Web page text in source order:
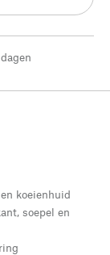
koeienhuid
soepel en